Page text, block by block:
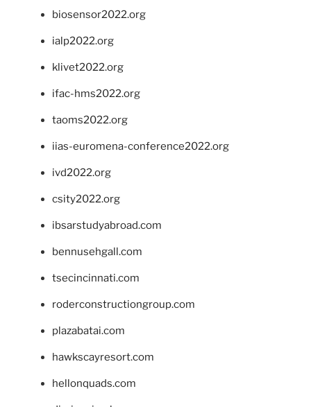
biosensor2022.org
ialp2022.org
klivet2022.org
ifac-hms2022.org
taoms2022.org
iias-euromena-conference2022.org
ivd2022.org
csity2022.org
ibsarstudyabroad.com
bennusehgall.com
tsecincinnati.com
roderconstructiongroup.com
plazabatai.com
hawkscayresort.com
hellonquads.com